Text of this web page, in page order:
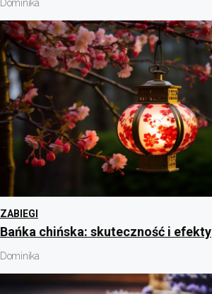
Dominika
ZABIEGI
Bańka chińska: skuteczność i efekty
Dominika